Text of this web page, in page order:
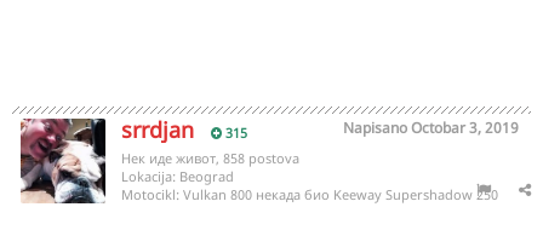
srrdjan 315 NapisanoOctobar 3, 2019
Нек иде живот, 858 postova
Lokacija: Beograd
Motocikl: Vulkan 800 некада био Keeway Supershadow 250